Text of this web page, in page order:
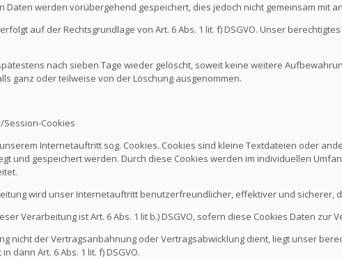
Daten werden vorübergehend gespeichert, dies jedoch nicht gemeinsam mit
auf der Rechtsgrundlage von Art. 6 Abs. 1 lit. f) DSGVO. Unser
nach sieben Tage wieder gelöscht, soweit keine weitere
ganz oder teilweise von der Löschung ausgenommen.
Session-Cookies
Internetauftritt sog. Cookies. Cookies sind kleine Textdateien oder
und gespeichert werden. Durch diese Cookies werden im individuellen
wird unser Internetauftritt benutzerfreundlicher, effektiver und sicherer,
Verarbeitung ist Art. 6 Abs. 1 lit b.) DSGVO, sofern diese Cookies Daten
nicht der Vertragsanbahnung oder Vertragsabwicklung dient, liegt unser
dann Art. 6 Abs. 1 lit. f) DSGVO.